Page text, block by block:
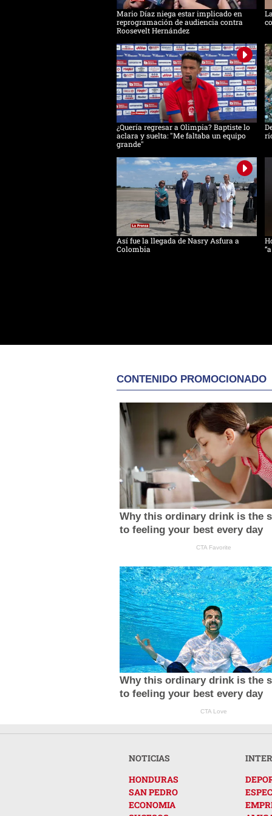
Mario Díaz niega estar implicado en
reprogramación de audiencia contra
Roosevelt Hernández
¿Quería regresar a Olimpia? Baptiste lo
aclara y suelta: "Me faltaba un equipo
grande"
Así fue la llegada de Nasry Asfura a
Colombia
CONTENIDO PROMOCIONADO
Why this ordinary drink is the
to feeling your best every day
CTA Favorite
Why this ordinary drink is the
to feeling your best every day
CTA Love
NOTICIAS
HONDURAS
SAN PEDRO
ECONOMIA